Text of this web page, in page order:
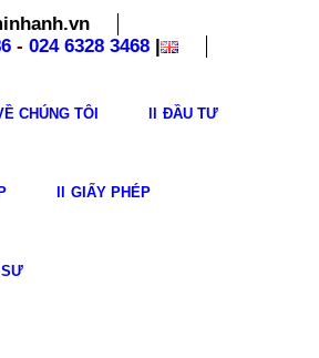
- 024 6328 3468 |
CHÚNG TÔI ĐẦU TƯ
GIẤY PHÉP
SƯ